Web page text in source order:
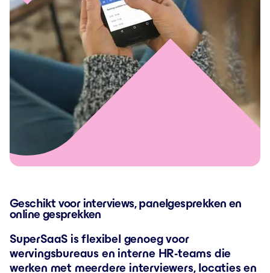
Geschikt voor interviews, panelgesprekken en
online gesprekken
SuperSaaS is flexibel genoeg voor
wervingsbureaus en interne HR-teams die
werken met meerdere interviewers, locaties en